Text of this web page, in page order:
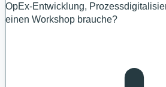
OpEx-Entwicklung,
einen Workshop brauche?